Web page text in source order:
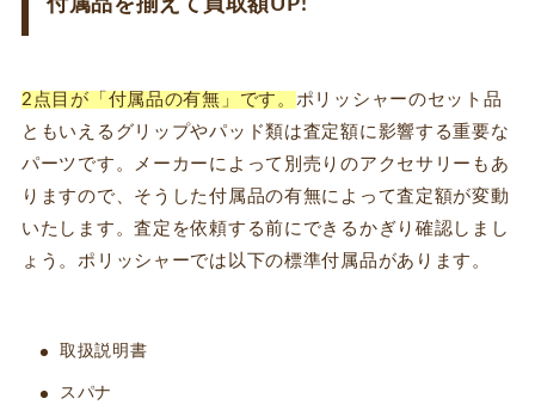
付属品を揃えて買取額UP!
2点目が「付属品の有無」です。 ポリッシャーのセット品
ともいえるグリップやパッド類は査定額に影響する重要な
パーツです。メーカーによって別売りのアクセサリーもあ
りますので、そうした付属品の有無によって査定額が変動
いたします。査定を依頼する前にできるかぎり確認しまし
ょう。ポリッシャーでは以下の標準付属品があります。
取扱説明書
スパナ